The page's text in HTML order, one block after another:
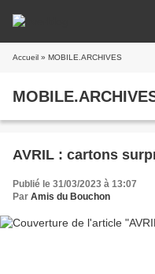
Accueil » MOBILE.ARCHIVES
AVRIL : cartons
Publié le 31/03/2023 à 13:07
Par Amis du Bouchon